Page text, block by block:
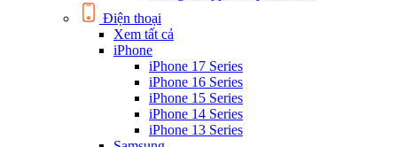
Điện thoại
Xem tất cả
iPhone
iPhone 17 Series
iPhone 16 Series
iPhone 15 Series
iPhone 14 Series
iPhone 13 Series